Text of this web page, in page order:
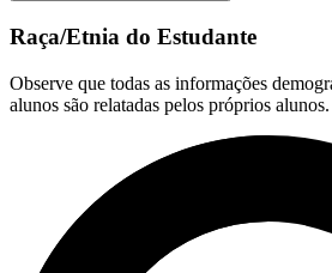
Raça/Etnia do Estudante
Observe que todas as informações
alunos são relatadas pelos próprios alunos.